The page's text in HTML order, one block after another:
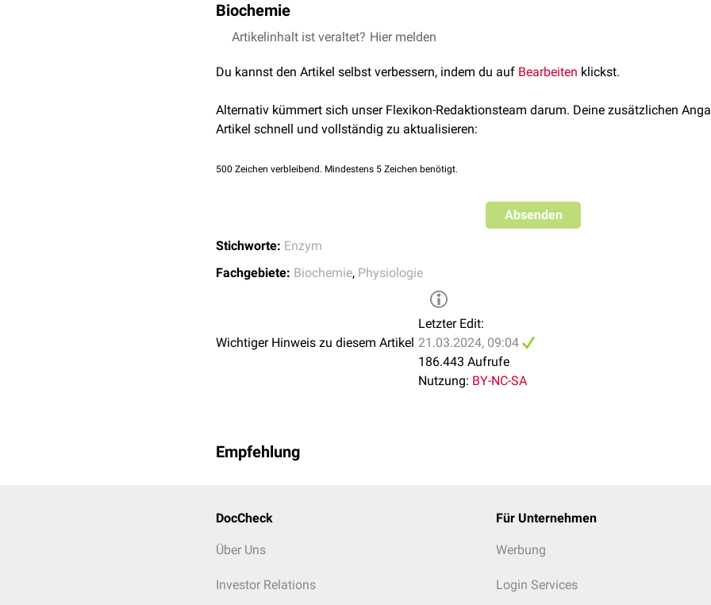
Biochemie
Im Unterschied zur Sättigungskonzentration lässt sich die Michaeliskonstante genau
Enzyms zu seinem spezifischenSubstrat. Ein hoher K m-Wert bedeutet eine geringe
Bindung.
Cave:Je kleiner die Michaeliskonstante K ist, desto stärker nimmt die
Artikelinhalt ist veraltet? Hier melden
Du kannst den Artikel selbst verbessern, indem du auf Bearbeiten klickst.
Alternativ kümmert sich unser Flexikon-Redaktionsteam darum. Deine zusätzlichen
Artikel schnell und vollständig zu aktualisieren:
500 Zeichen verbleibend. Mindestens 5 Zeichen benötigt.
Absenden
Stichworte: Enzym
Fachgebiete: Biochemie, Physiologie
Wichtiger Hinweis zu diesem Artikel
Letzter Edit:
21.03.2024, 09:04
186.443 Aufrufe
Nutzung: BY-NC-SA
Empfehlung
DocCheck
Über Uns
Investor Relations
Für Unternehmen
Werbung
Login Services